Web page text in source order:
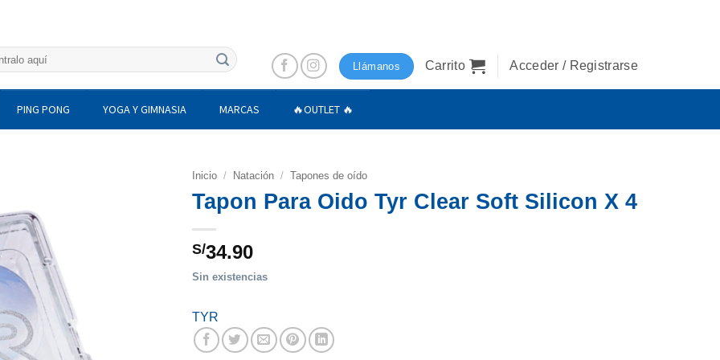
Llámanos Carrito Acceder / Registrarse
PING PONG YOGA Y GIMNASIA MARCAS 🔥OUTLET 🔥
Inicio / Natación / Tapones de oído
Tapon Para Oido Tyr Clear Soft Silicon X 4
S/34.90
Sin existencias
TYR